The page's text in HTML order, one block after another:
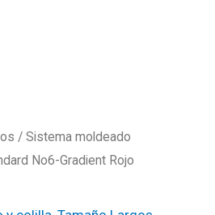
/ Sistema moldeado
No6-Gradient Rojo